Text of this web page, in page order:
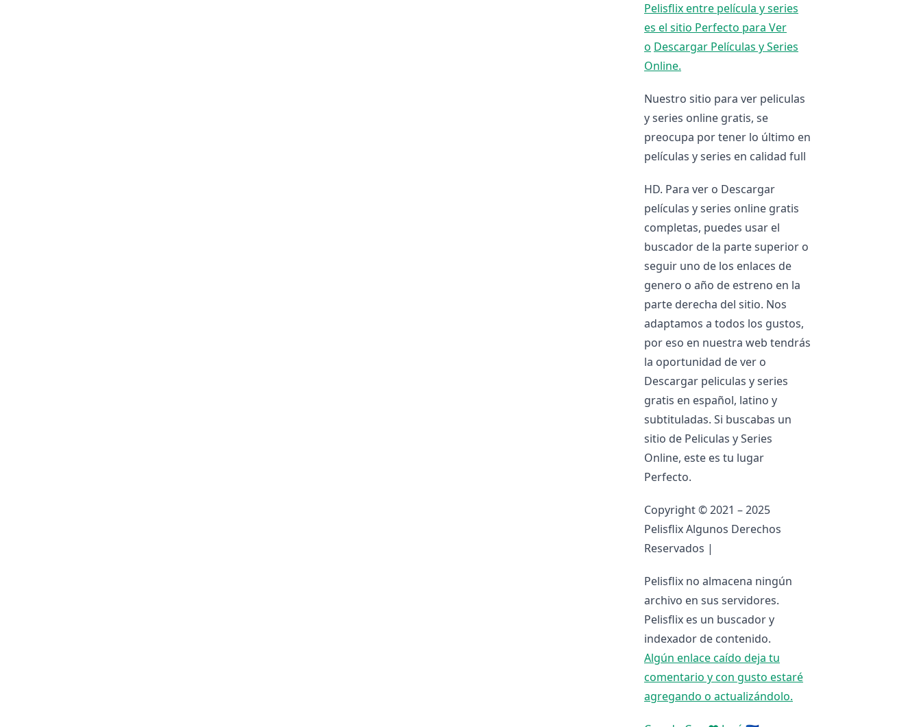
Pelisflix entre película y series
es el sitio Perfecto para Ver
o Descargar Películas y Series
Online.
Nuestro sitio para ver peliculas
y series online gratis, se
preocupa por tener lo último en
películas y series en calidad full
HD. Para ver o Descargar
películas y series online gratis
completas, puedes usar el
buscador de la parte superior o
seguir uno de los enlaces de
genero o año de estreno en la
parte derecha del sitio. Nos
adaptamos a todos los gustos,
por eso en nuestra web tendrás
la oportunidad de ver o
Descargar peliculas y series
gratis en español, latino y
subtituladas. Si buscabas un
sitio de Peliculas y Series
Online, este es tu lugar
Perfecto.
Copyright © 2021 – 2025
Pelisflix Algunos Derechos
Reservados |
Pelisflix no almacena ningún
archivo en sus servidores.
Pelisflix es un buscador y
indexador de contenido.
Algún enlace caído deja tu
comentario y con gusto estaré
agregando o actualizándolo.